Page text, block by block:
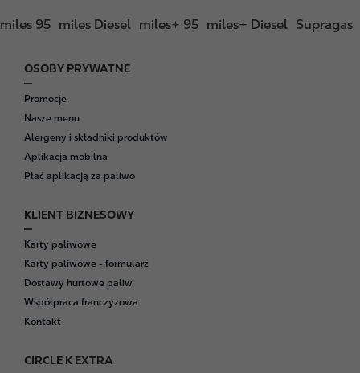
miles 95 miles Diesel miles+ 95 miles+ Diesel Supragas
F
o
o
t
e
r
OSOBY PRYWATNE
Promocje
Nasze menu
Alergeny i składniki produktów
Aplikacja mobilna
Płać aplikacją za paliwo
KLIENT BIZNESOWY
Karty paliwowe
Karty paliwowe - formularz
Dostawy hurtowe paliw
Współpraca franczyzowa
Kontakt
CIRCLE K EXTRA